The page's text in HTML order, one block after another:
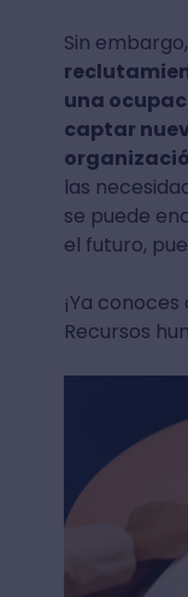
Sin embargo,
una
captar
las
se puede
el futuro,
¡Ya
Recursos